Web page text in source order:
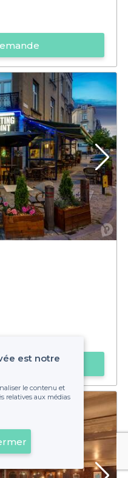
est notre
le contenu et
relatives aux médias